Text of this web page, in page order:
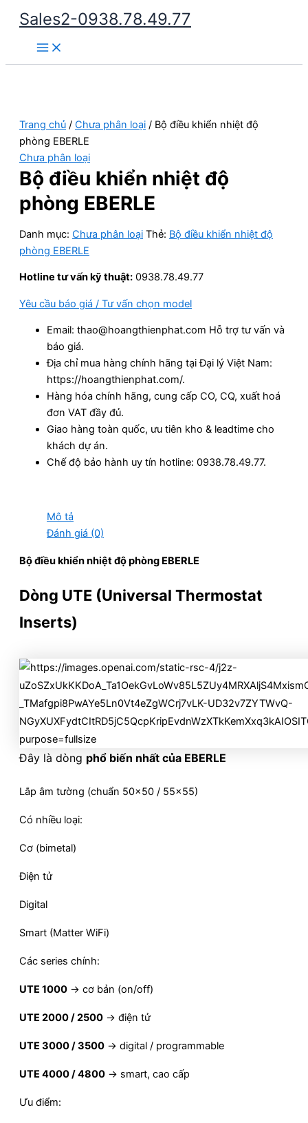
Nhảy
dung
Sales2-0938.78.49.77
Main
Menu
Trang chủ / Chưa phân loại / Bộ điều khiển nhiệt độ
phòng EBERLE
Chưa phân loại
Bộ điều khiển nhiệt độ
phòng EBERLE
Danh mục: Chưa phân loại Thẻ: Bộ điều khiển nhiệt độ
phòng EBERLE
Hotline tư vấn kỹ thuật: 0938.78.49.77
Yêu cầu báo giá / Tư vấn chọn model
Email: thao@hoangthienphat.com Hỗ trợ tư vấn và
báo giá.
Địa chỉ mua hàng chính hãng tại Đại lý Việt Nam:
https://hoangthienphat.com/.
Hàng hóa chính hãng, cung cấp CO, CQ, xuất hoá
đơn VAT đầy đủ.
Giao hàng toàn quốc, ưu tiên kho & leadtime cho
khách dự án.
Chế độ bảo hành uy tín hotline: 0938.78.49.77.
Mô tả
Đánh giá (0)
Bộ điều khiển nhiệt độ phòng EBERLE
Dòng UTE (Universal Thermostat
Inserts)
Đây là dòng phổ biến nhất của EBERLE
Lắp âm tường (chuẩn 50×50 / 55×55)
Có nhiều loại:
Cơ (bimetal)
Điện tử
Digital
Smart (Matter WiFi)
Các series chính:
UTE 1000 → cơ bản (on/off)
UTE 2000 / 2500 → điện tử
UTE 3000 / 3500 → digital / programmable
UTE 4000 / 4800 → smart, cao cấp
Ưu điểm: